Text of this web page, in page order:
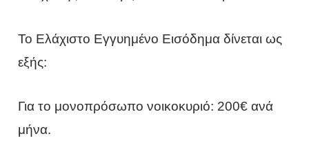
Το Ελάχιστο Εγγυημένο Εισόδημα δίνεται ως
εξής:
Για το μονοπρόσωπο νοικοκυριό: 200€ ανά
μήνα.